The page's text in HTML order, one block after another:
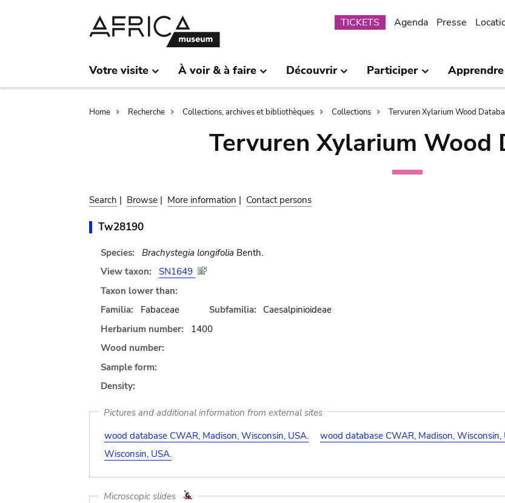
Submenu
TICKETS Agenda Presse
Votre visite À voir & à faire Découvrir Participer Apprendre
Breadcrumb
Home Recherche Collections, archives et bibliothèques Collections Tervuren Xylarium Wood
Tervuren Xylarium Wood
Search | Browse | More information | Contact persons
Tw28190
Species: Brachystegia longifolia Benth.
View taxon:
SN1649
Taxon lower than:
Familia:
Fabaceae Subfamilia:
Caesalpinioideae
Herbarium number:
1400
Wood number:
Sample form:
Density:
Pictures and additional information from external sites
wood database CWAR, Madison, Wisconsin, USA.
wood database CWAR, Madison, Wisconsin,
Wisconsin, USA.
Microscopic slides